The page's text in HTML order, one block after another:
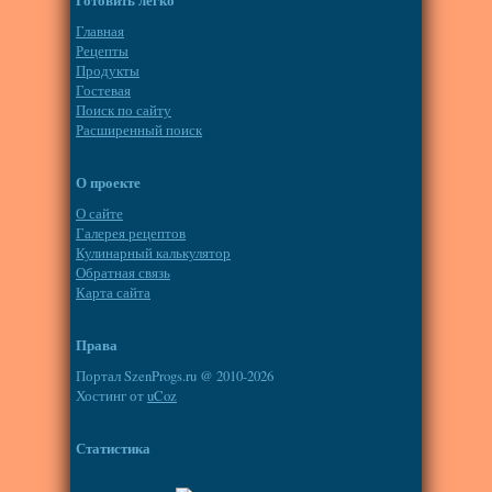
Главная
Рецепты
Продукты
Гостевая
Поиск по сайту
Расширенный поиск
О проекте
О сайте
Галерея рецептов
Кулинарный калькулятор
Обратная связь
Карта сайта
Права
Портал SzenProgs.ru @ 2010-2026
Хостинг отuCoz
Статистика